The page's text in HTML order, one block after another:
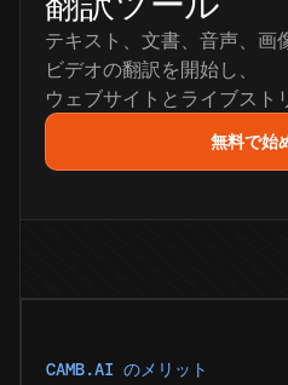
テキスト、文書、音声、画
ビデオの翻訳を開始し、
ウェブサイトとライブスト
無料で始
CAMB.AI のメリット